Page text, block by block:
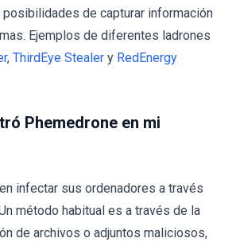
de capturar información
Ejemplos de diferentes ladrones
, ThirdEye Stealer y RedEnergy
Phemedrone en mi
infectar sus ordenadores a través
método habitual es a través de la
de archivos o adjuntos maliciosos,